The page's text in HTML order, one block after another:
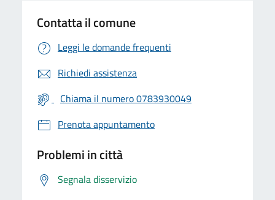
Contatta il comune
Leggi le domande frequenti
Richiedi assistenza
Chiama il numero 0783930049
Prenota appuntamento
Problemi in città
Segnala disservizio